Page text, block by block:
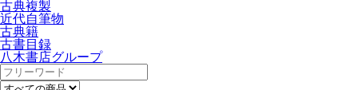
古典複製
近代自筆物
古典籍
古書目録
八木書店グループ